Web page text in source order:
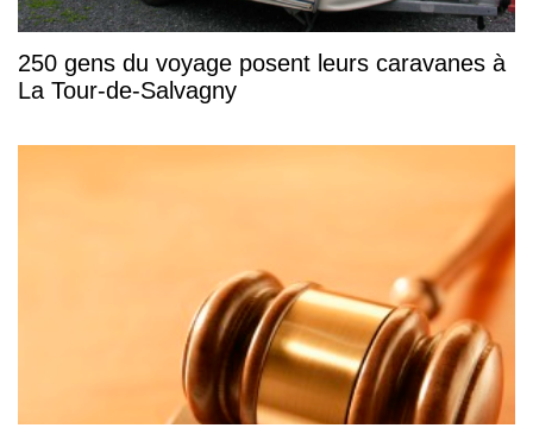
250 gens du voyage posent leurs caravanes à
La Tour-de-Salvagny